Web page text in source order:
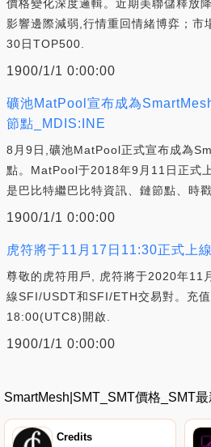
價格變化深度邏輯。近期美聯儲釋放
影響邊際減弱,行情重回情緒博弈；市
30日TOP500.
1900/1/1 0:00:00
礦池MatPool宣布成為
節點_MDIS:INE
8月9日,礦池MatPool正式宣布成為
點。MatPool于2018年9月11日正式
是巴比特繼巴比特資訊、鏈節點、時
1900/1/1 0:00:00
虎符將于11月17日11:30正式上
尊敬的虎符用戶, 虎符將于2020年11
線SFI/USDT和SFI/ETH交易對。充
18:00(UTC8)開啟.
1900/1/1 0:00:00
SmartMesh|SMT_SMT價格_SMT
Credits